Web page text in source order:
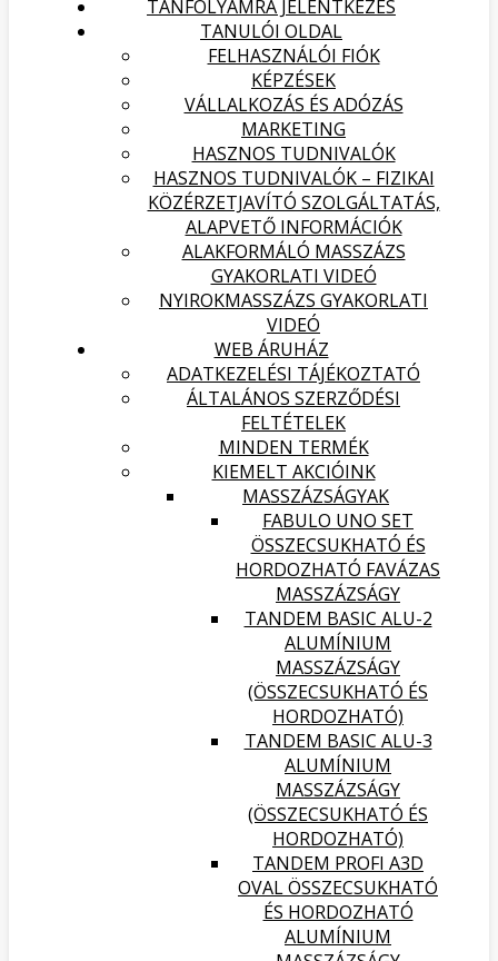
TANFOLYAMRA JELENTKEZÉS
TANULÓI OLDAL
FELHASZNÁLÓI FIÓK
KÉPZÉSEK
VÁLLALKOZÁS ÉS ADÓZÁS
MARKETING
HASZNOS TUDNIVALÓK
HASZNOS TUDNIVALÓK – FIZIKAI
KÖZÉRZETJAVÍTÓ SZOLGÁLTATÁS,
ALAPVETŐ INFORMÁCIÓK
ALAKFORMÁLÓ MASSZÁZS
GYAKORLATI VIDEÓ
NYIROKMASSZÁZS GYAKORLATI
VIDEÓ
WEB ÁRUHÁZ
ADATKEZELÉSI TÁJÉKOZTATÓ
ÁLTALÁNOS SZERZŐDÉSI
FELTÉTELEK
MINDEN TERMÉK
KIEMELT AKCIÓINK
MASSZÁZSÁGYAK
FABULO UNO SET
ÖSSZECSUKHATÓ ÉS
HORDOZHATÓ FAVÁZAS
MASSZÁZSÁGY
TANDEM BASIC ALU-2
ALUMÍNIUM
MASSZÁZSÁGY
(ÖSSZECSUKHATÓ ÉS
HORDOZHATÓ)
TANDEM BASIC ALU-3
ALUMÍNIUM
MASSZÁZSÁGY
(ÖSSZECSUKHATÓ ÉS
HORDOZHATÓ)
TANDEM PROFI A3D
OVAL ÖSSZECSUKHATÓ
ÉS HORDOZHATÓ
ALUMÍNIUM